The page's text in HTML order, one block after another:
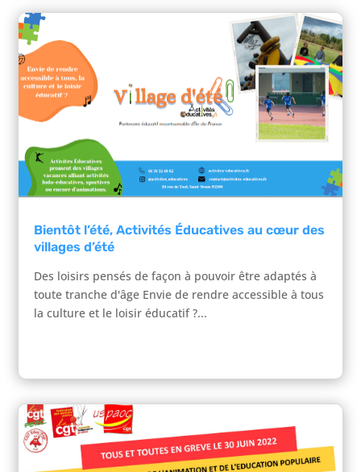
Bientôt l’été, Activités Éducatives au cœur des
villages d’été
Des loisirs pensés de façon à pouvoir être adaptés à
toute tranche d'âge Envie de rendre accessible à tous
la culture et le loisir éducatif ?...